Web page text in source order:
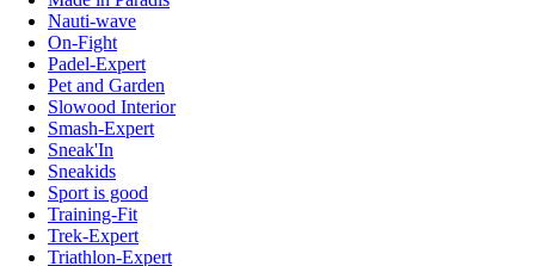
Nauti-wave
On-Fight
Padel-Expert
Pet and Garden
Slowood Interior
Smash-Expert
Sneak'In
Sneakids
Sport is good
Training-Fit
Trek-Expert
Triathlon-Expert